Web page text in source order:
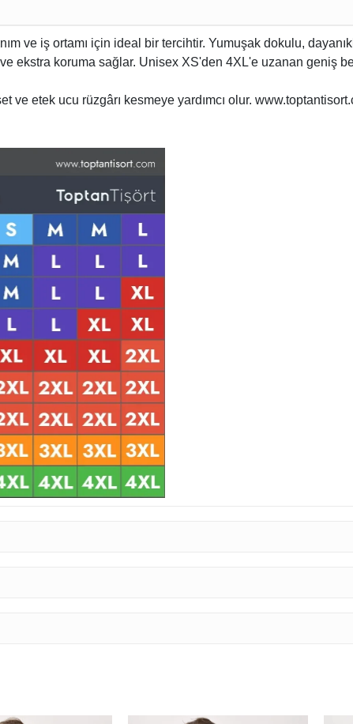
ve iş ortamı için ideal bir tercihtir. Yumuşak dokulu,
ekstra koruma sağlar. Unisex XS'den 4XL'e uzanan geniş
ve etek ucu rüzgârı kesmeye yardımcı olur.